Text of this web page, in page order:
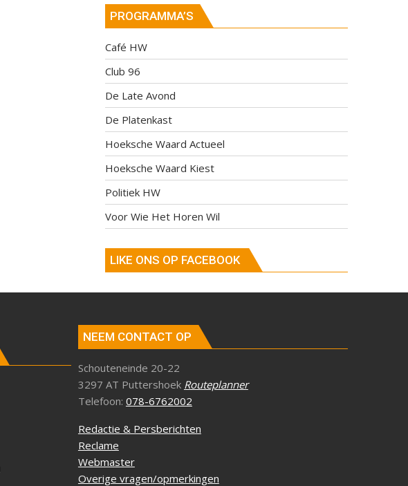
PROGRAMMA’S
Café HW
Club 96
De Late Avond
De Platenkast
Hoeksche Waard Actueel
Hoeksche Waard Kiest
Politiek HW
Voor Wie Het Horen Wil
LIKE ONS OP FACEBOOK
NEEM CONTACT OP
Schouteneinde 20-22
3297 AT Puttershoek Routeplanner
Telefoon: 078-6762002
Redactie & Persberichten
Reclame
Webmaster
Overige vragen/opmerkingen